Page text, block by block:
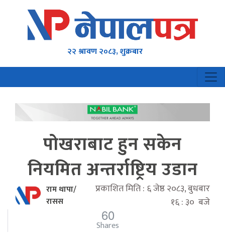
२२ श्रावण २०८३, शुक्रबार
पोखराबाट हुन सकेन
नियमित अन्तर्राष्ट्रिय उडान
राम थापा/
रासस
प्रकाशित मिति : ६ जेष्ठ २०८३, बुधबार
१६ : ३० बजे
60
Shares